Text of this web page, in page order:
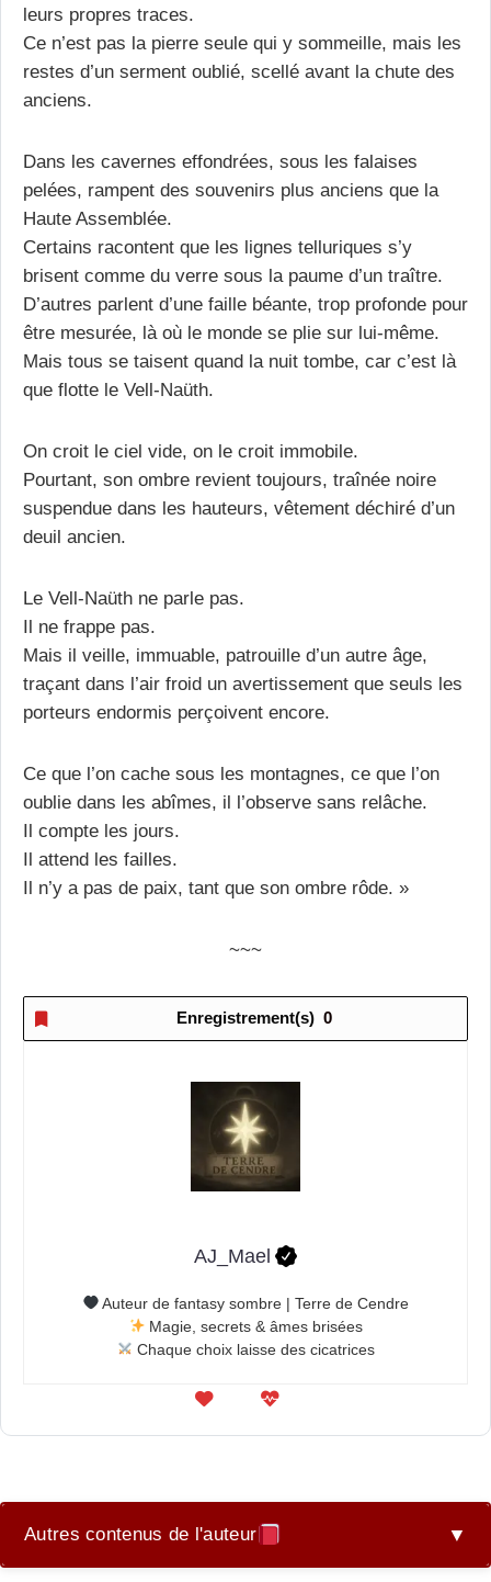
leurs propres traces.
Ce n’est pas la pierre seule qui y sommeille, mais les
restes d’un serment oublié, scellé avant la chute des
anciens.
Dans les cavernes effondrées, sous les falaises
pelées, rampent des souvenirs plus anciens que la
Haute Assemblée.
Certains racontent que les lignes telluriques s’y
brisent comme du verre sous la paume d’un traître.
D’autres parlent d’une faille béante, trop profonde pour
être mesurée, là où le monde se plie sur lui-même.
Mais tous se taisent quand la nuit tombe, car c’est là
que flotte le Vell-Naüth.
On croit le ciel vide, on le croit immobile.
Pourtant, son ombre revient toujours, traînée noire
suspendue dans les hauteurs, vêtement déchiré d’un
deuil ancien.
Le Vell-Naüth ne parle pas.
Il ne frappe pas.
Mais il veille, immuable, patrouille d’un autre âge,
traçant dans l’air froid un avertissement que seuls les
porteurs endormis perçoivent encore.
Ce que l’on cache sous les montagnes, ce que l’on
oublie dans les abîmes, il l’observe sans relâche.
Il compte les jours.
Il attend les failles.
Il n’y a pas de paix, tant que son ombre rôde. »
~~~
Enregistrement(s) 0
AJ_Mael
Auteur de fantasy sombre | Terre de Cendre
Magie, secrets & âmes brisées
Chaque choix laisse des cicatrices
Autres contenus de l'auteur ▼